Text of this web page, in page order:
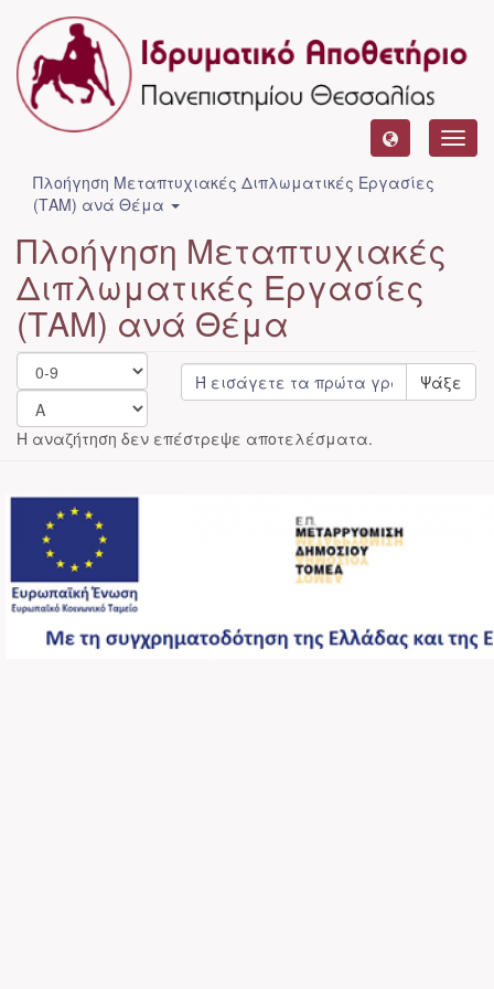
Πλοήγηση Μεταπτυχιακές Διπλωματικές Εργασίες
(ΤΑΜ) ανά Θέμα
Πλοήγηση Μεταπτυχιακές
Διπλωματικές Εργασίες
(ΤΑΜ) ανά Θέμα
Ψάξε
Η αναζήτηση δεν επέστρεψε αποτελέσματα.